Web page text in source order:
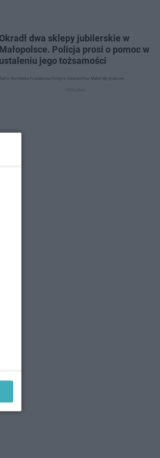
Okradł dwa sklepy jubilerskie w
Małopolsce. Policja prosi o pomoc w
ustaleniu jego tożsamości
Komenda Powiatowa Policji w Oświęcimiu/ Materiały prasowe